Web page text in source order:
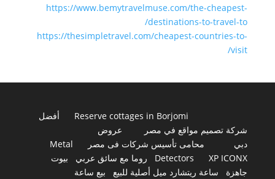
https://www.bemytravelmuse.com/the-cheapest-
destinations-to-travel-to/
https://thesimpletravel.com/cheapest-countries-to-
visit/
Reserve cottages in Borjomi
أفضل
شركة تصميم مواقع في مصر
عروض
دبي
محامى تأسيس شركات فى مصر
Metal
Detectors
XP ICONX روما مع سائق عربي
بيوت
جاهزة
ساعة ريتشارد ميل أصلية للبيع
بيع ساعة